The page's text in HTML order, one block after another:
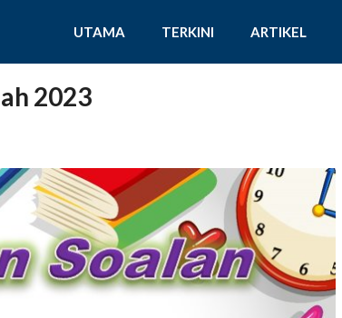
UTAMA TERKINI ARTIKEL
2023